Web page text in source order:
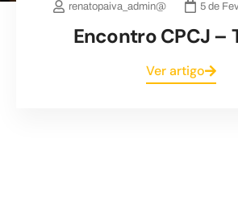
renatopaiva_admin@ 5 de
Encontro CPCJ –
Ver artigo